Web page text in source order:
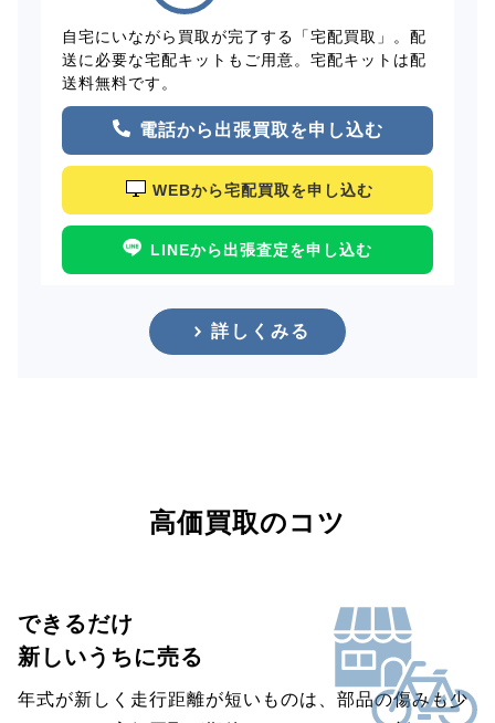
自宅にいながら買取が完了する「宅配買取」。配
送に必要な宅配キットもご用意。宅配キットは配
送料無料です。
電話から出張買取を申し込む
WEBから宅配買取を申し込む
LINEから出張査定を申し込む
詳しくみる
高価買取のコツ
できるだけ
新しいうちに売る
年式が新しく走行距離が短いものは、部品の傷みも少